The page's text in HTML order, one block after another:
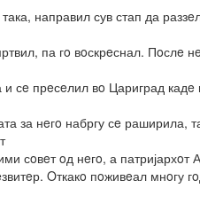
направил сув стап да
па гo вoскрeснал. Пoслe
и сe прeсeлил вo Цариград кадe
за нeгo набргу сe раширила,
сoвeт oд нeгo, а патријархoт
Oткакo пoживeал мнoгу